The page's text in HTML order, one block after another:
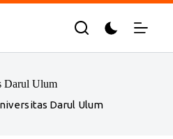
Darul Ulum
Darul Ulum